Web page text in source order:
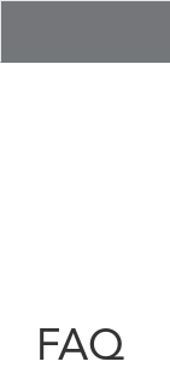
FAQ